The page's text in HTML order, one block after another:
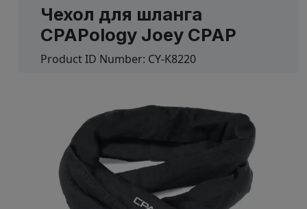
Чехол для шланга
CPAPology Joey CPAP
Product ID Number: CY-K8220